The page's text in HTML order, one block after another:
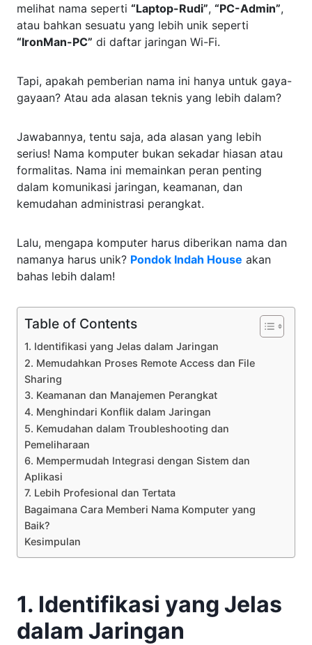
melihat nama seperti “Laptop-Rudi”, “PC-Admin”,
atau bahkan sesuatu yang lebih unik seperti
“IronMan-PC” di daftar jaringan Wi-Fi.
Tapi, apakah pemberian nama ini hanya untuk gaya-
gayaan? Atau ada alasan teknis yang lebih dalam?
Jawabannya, tentu saja, ada alasan yang lebih
serius! Nama komputer bukan sekadar hiasan atau
formalitas. Nama ini memainkan peran penting
dalam komunikasi jaringan, keamanan, dan
kemudahan administrasi perangkat.
Lalu, mengapa komputer harus diberikan nama dan
namanya harus unik? Pondok Indah House akan
bahas lebih dalam!
Table of Contents
1. Identifikasi yang Jelas dalam Jaringan
2. Memudahkan Proses Remote Access dan File
Sharing
3. Keamanan dan Manajemen Perangkat
4. Menghindari Konflik dalam Jaringan
5. Kemudahan dalam Troubleshooting dan
Pemeliharaan
6. Mempermudah Integrasi dengan Sistem dan
Aplikasi
7. Lebih Profesional dan Tertata
Bagaimana Cara Memberi Nama Komputer yang
Baik?
Kesimpulan
1. Identifikasi yang Jelas
dalam Jaringan